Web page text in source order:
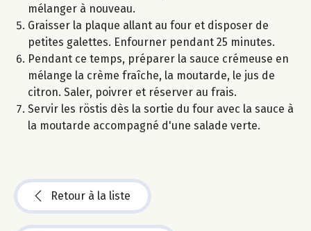
mélanger à nouveau.
Graisser la plaque allant au four et disposer de
petites galettes. Enfourner pendant 25 minutes.
Pendant ce temps, préparer la sauce crémeuse en
mélange la crème fraîche, la moutarde, le jus de
citron. Saler, poivrer et réserver au frais.
Servir les röstis dès la sortie du four avec la sauce à
la moutarde accompagné d'une salade verte.
Retour à la liste